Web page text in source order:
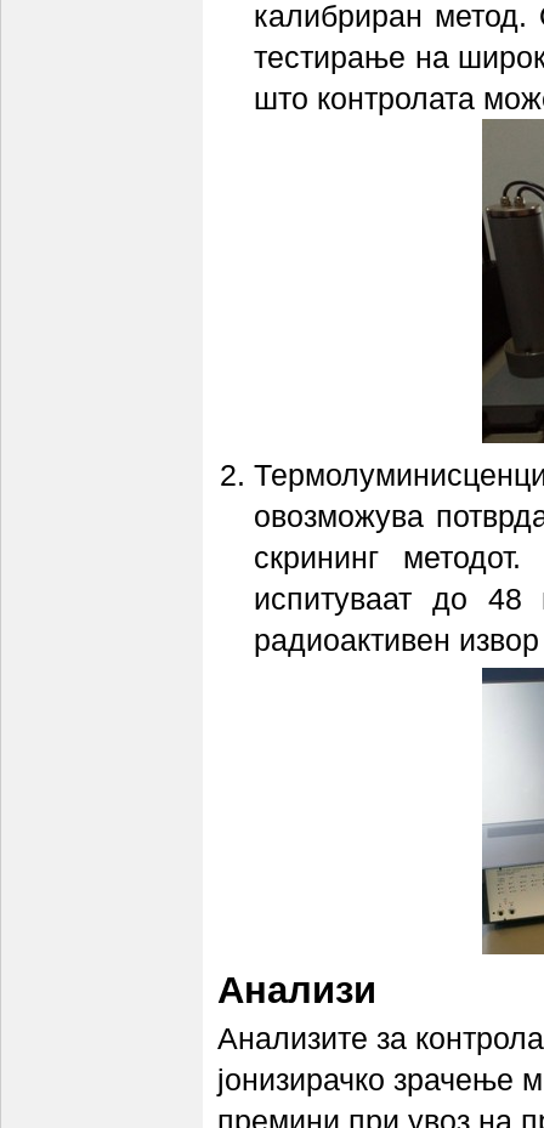
калибриран метод.
тестирање на
што контролата
овозможува
скрининг
испитуваат до
радиоактивен
Анализи
Анализите за
јонизирачко зрачење
премини при увоз на